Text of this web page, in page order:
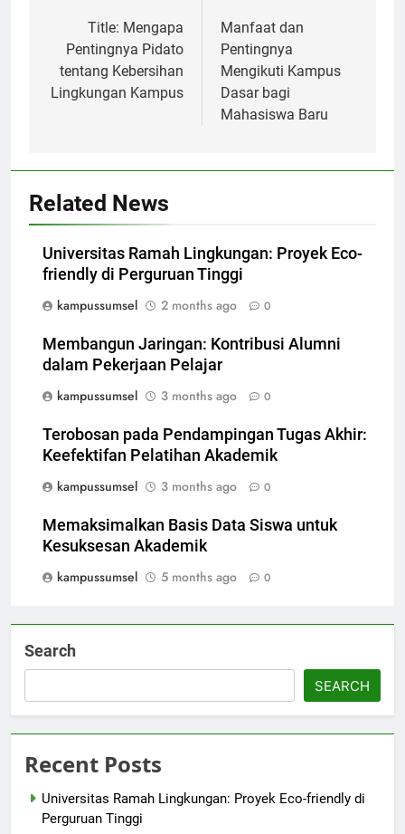
navigation
Title: Mengapa
Pentingnya Pidato
tentang Kebersihan
Lingkungan Kampus
Manfaat dan
Pentingnya
Mengikuti Kampus
Dasar bagi
Mahasiswa Baru
Related News
Universitas Ramah Lingkungan: Proyek Eco-
friendly di Perguruan Tinggi
kampussumsel
2 months ago 0
Membangun Jaringan: Kontribusi Alumni
dalam Pekerjaan Pelajar
kampussumsel
3 months ago 0
Terobosan pada Pendampingan Tugas Akhir:
Keefektifan Pelatihan Akademik
kampussumsel
3 months ago 0
Memaksimalkan Basis Data Siswa untuk
Kesuksesan Akademik
kampussumsel
5 months ago 0
Search
SEARCH
Recent Posts
Universitas Ramah Lingkungan: Proyek Eco-friendly di
Perguruan Tinggi